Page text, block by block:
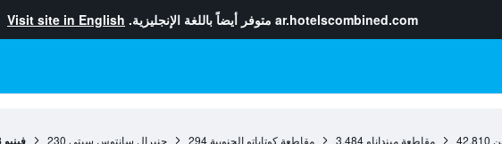
ar.hotelscombined.com متوفر أيضاً باللغة الإنجليزية. Visit site in English
42,810 مقاطعة مينداناو 3,484 مقاطعة كوتاباتو الجنوبية 294 جنبرال سانتوس سيتي 230 فينيو 88